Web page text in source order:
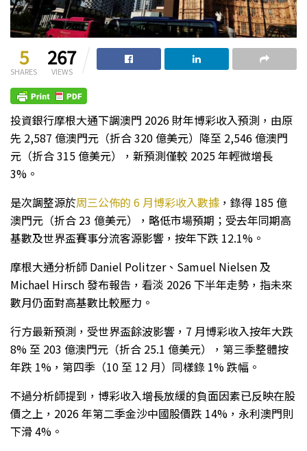
5
SHARES
267
VIEWS
投資銀行摩根大通下調澳門 2026 財年博彩收入預測，由原
先 2,587 億澳門元（折合 320 億美元）降至 2,546 億澳門
元（折合 315 億美元），新預測僅較 2025 年輕微增長
3%。
是次調整源於周三公佈的 6 月博彩收入數據 ，錄得 185 億
澳門元（折合 23 億美元），略低市場預期；受去年同期高
基數及世界盃賽事分流客源影響，按年下跌 12.1%。
摩根大通分析師 Daniel Politzer、Samuel Nielsen 及
Michael Hirsch 發布報告，看淡 2026 下半年走勢，指未來
數月仍面對高基數比較壓力。
行方最新預測，受世界盃餘波影響，7 月博彩收入按年大跌
8% 至 203 億澳門元（折合 25.1 億美元），第三季整體按
年跌 1%，第四季（10 至 12 月）同樣錄 1% 跌幅。
不過分析師提到，博彩收入增長放緩的負面因素已反映在股
價之上，2026 年第二季金沙中國股價跌 14%，永利澳門則
下滑 4%。